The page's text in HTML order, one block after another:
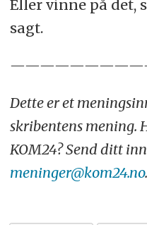
Eller vinne på det,
sagt.
Dette er et
skribentens mening.
KOM24? Send ditt
meninger@kom24.no.